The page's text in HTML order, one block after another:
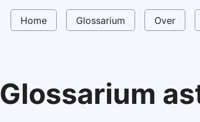
Home Glossarium Over
Glossarium